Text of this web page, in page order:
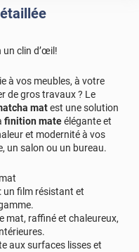
un clin d’œil!
à vos meubles, à votre
de gros travaux ? Le
matest une solution
finition mateélégante et
et modernité à vos
un salon ou un bureau.
un film résistant et
mat, raffiné et chaleureux,
aux surfaces lisses et